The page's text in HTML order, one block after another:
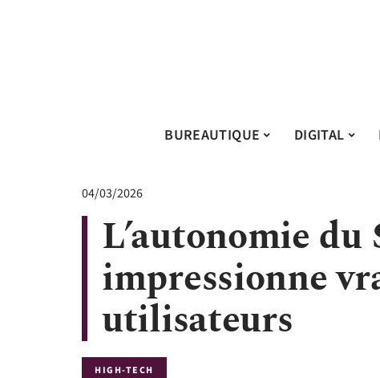
BUREAUTIQUE DIGITAL
04/03/2026
L’autonomie du
impressionne
utilisateurs
HIGH-TECH